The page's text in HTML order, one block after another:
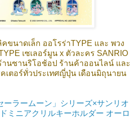
นาดเล็ก ออโรร่าTYPE และ พวง
เซเลอร์มูน x ตัวละคร SANRIO
านซานริโอช้อป ร้านค้าออนไลน์ และ
เตอร์ทั่วประเทศญี่ปุ่น เดือนมิถุนายน
ーラームーン」シリーズ×サンリオ
ミニアクリルキーホルダー オーロ